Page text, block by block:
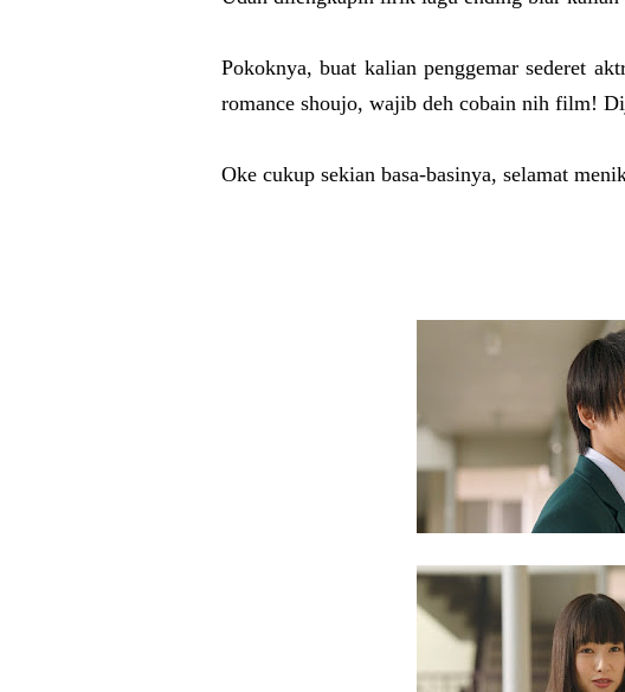
Pokoknya, buat kalian penggemar sederet
romance shoujo, wajib deh cobain nih film!
Oke cukup sekian basa-basinya, selamat